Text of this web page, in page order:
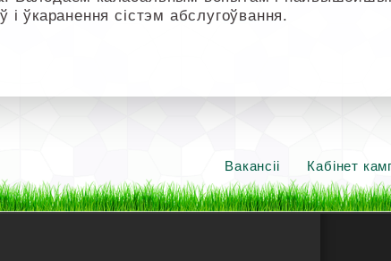
і ўкаранення сістэм абслугоўвання.
Вакансіі Кабінет